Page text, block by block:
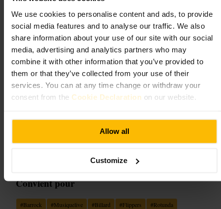
We use cookies to personalise content and ads, to provide
social media features and to analyse our traffic. We also
share information about your use of our site with our social
media, advertising and analytics partners who may
combine it with other information that you’ve provided to
them or that they’ve collected from your use of their
services. You can at any time change or withdraw your
consent from the Cookie Declaration on our website.
Allow all
Customize
https://badbobs.ie/?utm_source=google&utm_medium=organic
Fibber Magees
Restauration et boissons
Bar
“Bar rock chaleureux au cœur de Rotunda”
Convient pour
#Barrock #Musiquelive #Billard #Flippers #Rotunda